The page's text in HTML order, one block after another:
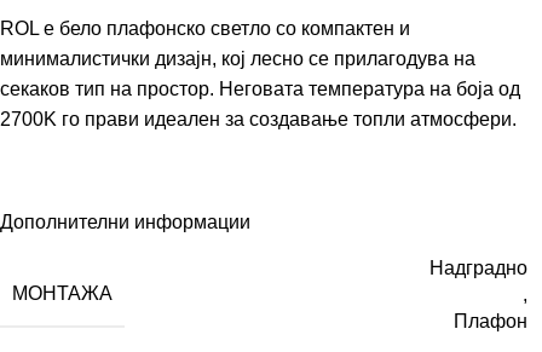
ROL е бело плафонско светло со компактен и
минималистички дизајн, кој лесно се прилагодува на
секаков тип на простор. Неговата температура на боја од
2700K го прави идеален за создавање топли атмосфери.
Дополнителни информации
МОНТАЖА
Надградно
,
Плафон